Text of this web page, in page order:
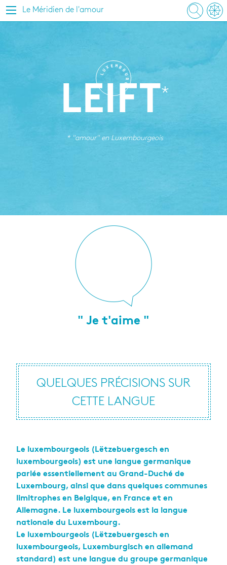
Le Méridien de l'amour
LEIFT
L
U
X E MB
O
U
R
G
* "amour" en Luxembourgeois
" Je t'aime "
QUELQUES PRÉCISIONS SUR
CETTE LANGUE
Le luxembourgeois (Lëtzebuergesch en
luxembourgeois) est une langue germanique
parlée essentiellement au Grand-Duché de
Luxembourg, ainsi que dans quelques communes
limitrophes en Belgique, en France et en
Allemagne. Le luxembourgeois est la langue
nationale du Luxembourg.
Le luxembourgeois (Lëtzebuergesch en
luxembourgeois, Luxemburgisch en allemand
standard) est une langue du groupe germanique